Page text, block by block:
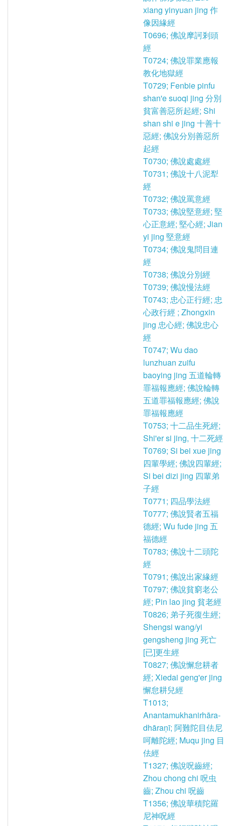
xiang yinyuan jing 作
像因緣經
T0696; 佛說摩訶剎頭
經
T0724; 佛說罪業應報
教化地獄經
T0729; Fenbie pinfu
shan'e suoqi jing 分別
貧富善惡所起經; Shi
shan shi e jing 十善十
惡經; 佛說分別善惡所
起經
T0730; 佛說處處經
T0731; 佛說十八泥犁
經
T0732; 佛說罵意經
T0733; 佛說堅意經; 堅
心正意經; 堅心經; Jian
yi jing 堅意經
T0734; 佛說鬼問目連
經
T0738; 佛說分別經
T0739; 佛說慢法經
T0743; 忠心正行經; 忠
心政行經 ; Zhongxin
jing 忠心經; 佛說忠心
經
T0747; Wu dao
lunzhuan zuifu
baoying jing 五道輪轉
罪福報應經; 佛說輪轉
五道罪福報應經; 佛說
罪福報應經
T0753; 十二品生死經;
Shi'er si jing, 十二死經
T0769; Si bei xue jing
四輩學經; 佛說四輩經;
Si bei dizi jing 四輩弟
子經
T0771; 四品學法經
T0777; 佛說賢者五福
德經; Wu fude jing 五
福德經
T0783; 佛說十二頭陀
經
T0791; 佛說出家緣經
T0797; 佛說貧窮老公
經; Pin lao jing 貧老經
T0826; 弟子死復生經;
Shengsi wang/yi
gengsheng jing 死亡
[已]更生經
T0827; 佛說懈怠耕者
經; Xiedai geng'er jing
懈怠耕兒經
T1013;
Anantamukhanirhāra-
dhāraṇī; 阿難陀目佉尼
呵離陀經; Muqu jing 目
佉經
T1327; 佛說呪齒經;
Zhou chong chi 呪虫
齒; Zhou chi 呪齒
T1356; 佛說華積陀羅
尼神呪經